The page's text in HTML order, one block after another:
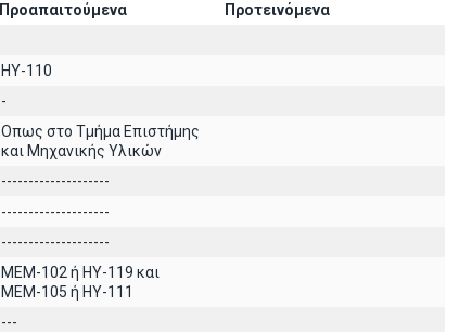
Προαπαιτούμενα
Προτεινόμενα
HY-110
-
Οπως στο Τμήμα Επιστήμης
και Μηχανικής Υλικών
--------------------
--------------------
--------------------
MEM-102 ή ΗΥ-119 και
ΜΕΜ-105 ή ΗΥ-111
---